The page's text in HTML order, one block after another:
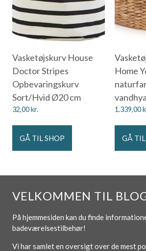
Vasketøjskurv House
Doctor Stripes
Opbevaringskurv
Sort/Hvid Ø20 cm
32,00kr.
GÅ TIL SHOP
Home
1.339,00
GÅ
VELKOMMEN TIL
På hjemmesiden kan du finde
badeværelsestilbehør!
Vi har samlet en oversigt over de mest